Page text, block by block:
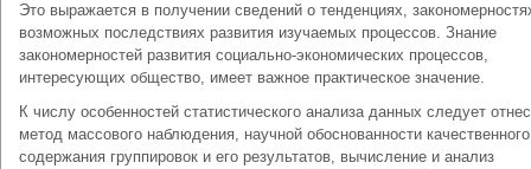
Это выражается в получении сведений о тенденциях,
возможных последствиях развития изучаемых процессов. Знание
закономерностей развития социально-экономических процессов,
интересующих общество, имеет важное практическое значение.
К числу особенностей статистического анализа данных следует
метод массового наблюдения, научной обоснованности качественного
содержания группировок и его результатов, вычисление и анализ